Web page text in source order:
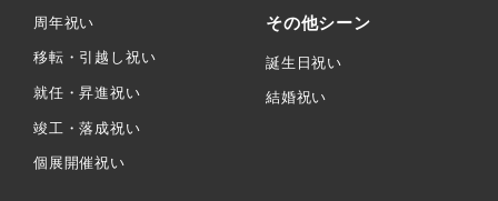
周年祝い
移転・引越し祝い
就任・昇進祝い
竣工・落成祝い
個展開催祝い
その他シーン
誕生日祝い
結婚祝い